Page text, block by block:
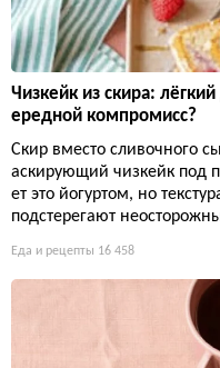
Чизкейк из скира:
ередной компромисс?
Скир вместо сливочного
аскирующий чизкейк под
ет это йогуртом, но
подстерегают
Еда и рецепты 16 458